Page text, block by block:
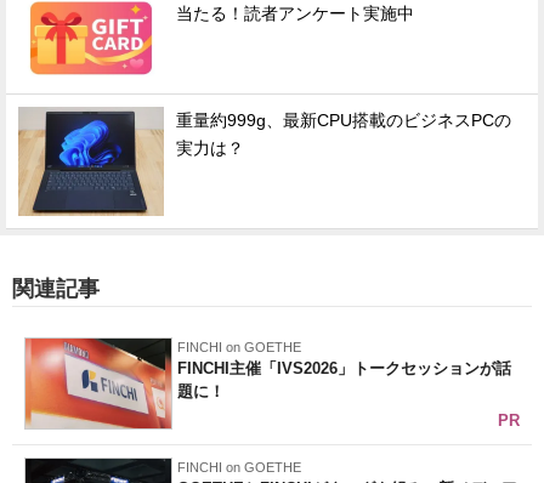
当たる！読者アンケート実施中
重量約999g、最新CPU搭載のビジネスPCの
実力は？
関連記事
FINCHI on GOETHE
FINCHI主催「IVS2026」トークセッションが話
題に！
PR
FINCHI on GOETHE